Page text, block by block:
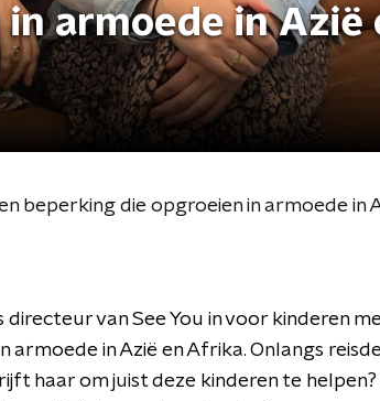
armoede in Azië
beperking die opgroeien in armoede in
directeur van See You in voor kinderen
armoede in Azië en Afrika. Onlangs
haar om juist deze kinderen te helpen?